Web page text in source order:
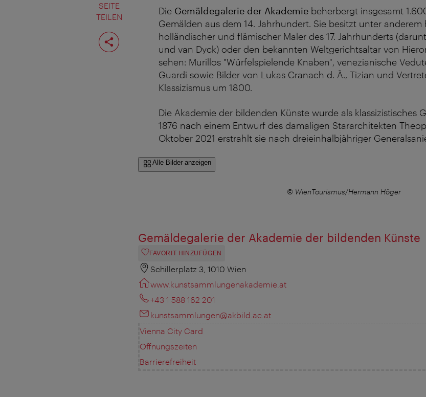
SEITE
TEILEN
Seite
teilen
Die Gemäldegalerie der Akademie beherbergt insgesamt
Gemälden aus dem 14. Jahrhundert. Sie besitzt unter
holländischer und flämischer Maler des 17. Jahrhunderts
und van Dyck) oder den bekannten Weltgerichtsaltar von
sehen: Murillos "Würfelspielende Knaben", venezianische
Guardi sowie Bilder von Lukas Cranach d. Ä., Tizian und
Klassizismus um 1800.
Die Akademie der bildenden Künste wurde als klassizistisches
1876 nach einem Entwurf des damaligen Stararchitekten
Oktober 2021 erstrahlt sie nach dreieinhalbjähriger
Alle Bilder anzeigen
© WienTourismus/Hermann Höger
Gemäldegalerie der Akademie der bildenden Künste
FAVORIT HINZUFÜGEN
Schillerplatz 3, 1010 Wien
www.kunstsammlungenakademie.at
+43 1 588 162 201
kunstsammlungen@akbild.ac.at
Vienna City Card
Öffnungszeiten
Barrierefreiheit